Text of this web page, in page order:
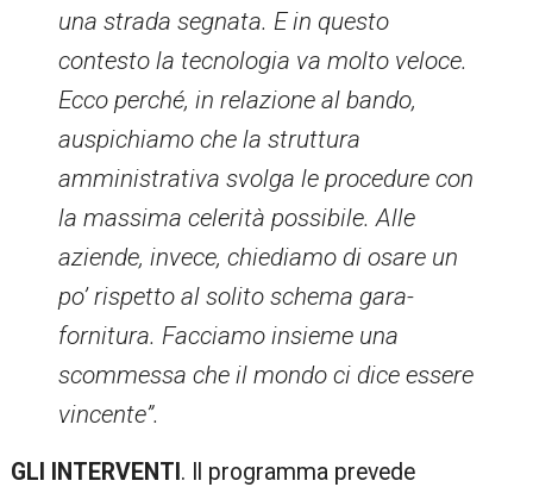
una strada segnata. E in questo
contesto la tecnologia va molto veloce.
Ecco perché, in relazione al bando,
auspichiamo che la struttura
amministrativa svolga le procedure con
la massima celerità possibile. Alle
aziende, invece, chiediamo di osare un
po’ rispetto al solito schema gara-
fornitura. Facciamo insieme una
scommessa che il mondo ci dice essere
vincente”.
GLI INTERVENTI . Il programma prevede